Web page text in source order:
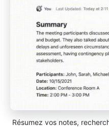
Résumez vos notes,